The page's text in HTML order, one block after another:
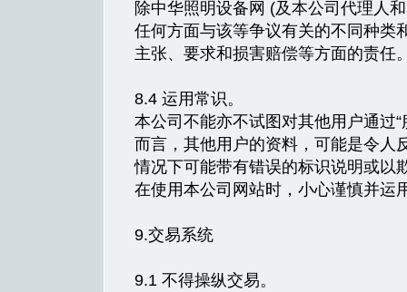
除中华照明设备网 (及本公司代理人
任何方面与该等争议有关的不同种类
主张、要求和损害赔偿等方面的责任
8.4 运用常识。
本公司不能亦不试图对其他用户通过
而言，其他用户的资料，可能是令人
情况下可能带有错误的标识说明或以
在使用本公司网站时，小心谨慎并运
9.交易系统
9.1 不得操纵交易。